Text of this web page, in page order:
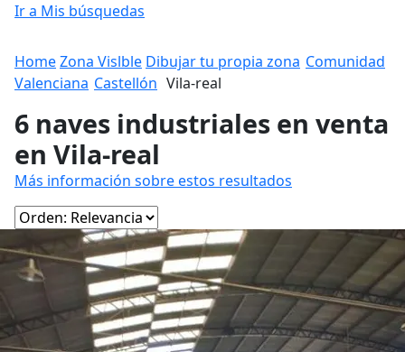
Ir a Mis búsquedas
HomeZona Vislble Dibujar tu propia zona Comunidad
Valenciana Castellón Vila-real
6 naves industriales en venta
en Vila-real
Más información sobre estos resultados